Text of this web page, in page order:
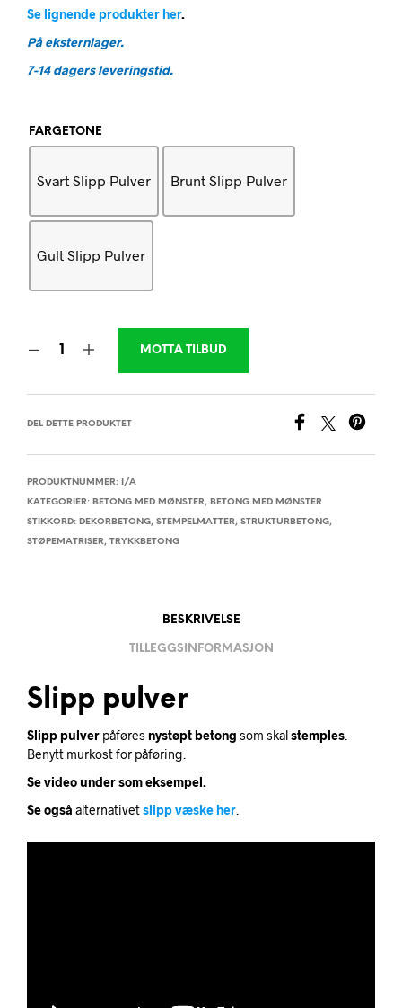
Se lignende produkter her.
På eksternlager.
7-14 dagers leveringstid.
FARGETONE
Svart Slipp Pulver Brunt Slipp Pulver
Gult Slipp Pulver
MOTTA TILBUD
DEL DETTE PRODUKTET
PRODUKTNUMMER:
I/A
KATEGORIER: BETONG MED MØNSTER, BETONG MED MØNSTER
STIKKORD: DEKORBETONG, STEMPELMATTER, STRUKTURBETONG,
STØPEMATRISER, TRYKKBETONG
BESKRIVELSE
TILLEGGSINFORMASJON
Slipp pulver
Slipp pulver påføresnystøptbetong som skalstemples.
Benytt murkost for påføring.
Se video under som eksempel.
Se også alternativetslipp væske her.